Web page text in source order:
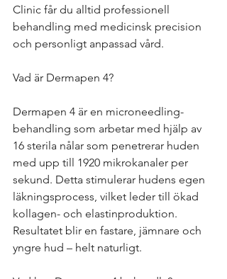
Clinic får du alltid professionell
behandling med medicinsk precision
och personligt anpassad vård.
Vad är Dermapen 4?
Dermapen 4 är en microneedling-
behandling som arbetar med hjälp av
16 sterila nålar som penetrerar huden
med upp till 1920 mikrokanaler per
sekund. Detta stimulerar hudens egen
läkningsprocess, vilket leder till ökad
kollagen- och elastinproduktion.
Resultatet blir en fastare, jämnare och
yngre hud – helt naturligt.